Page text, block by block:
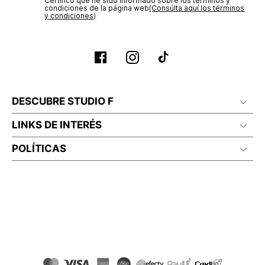
condiciones de la página web‎(Consúlta aquí los términos
y condiciones)
DESCUBRE STUDIO F
LINKS DE INTERÉS
POLÍTICAS